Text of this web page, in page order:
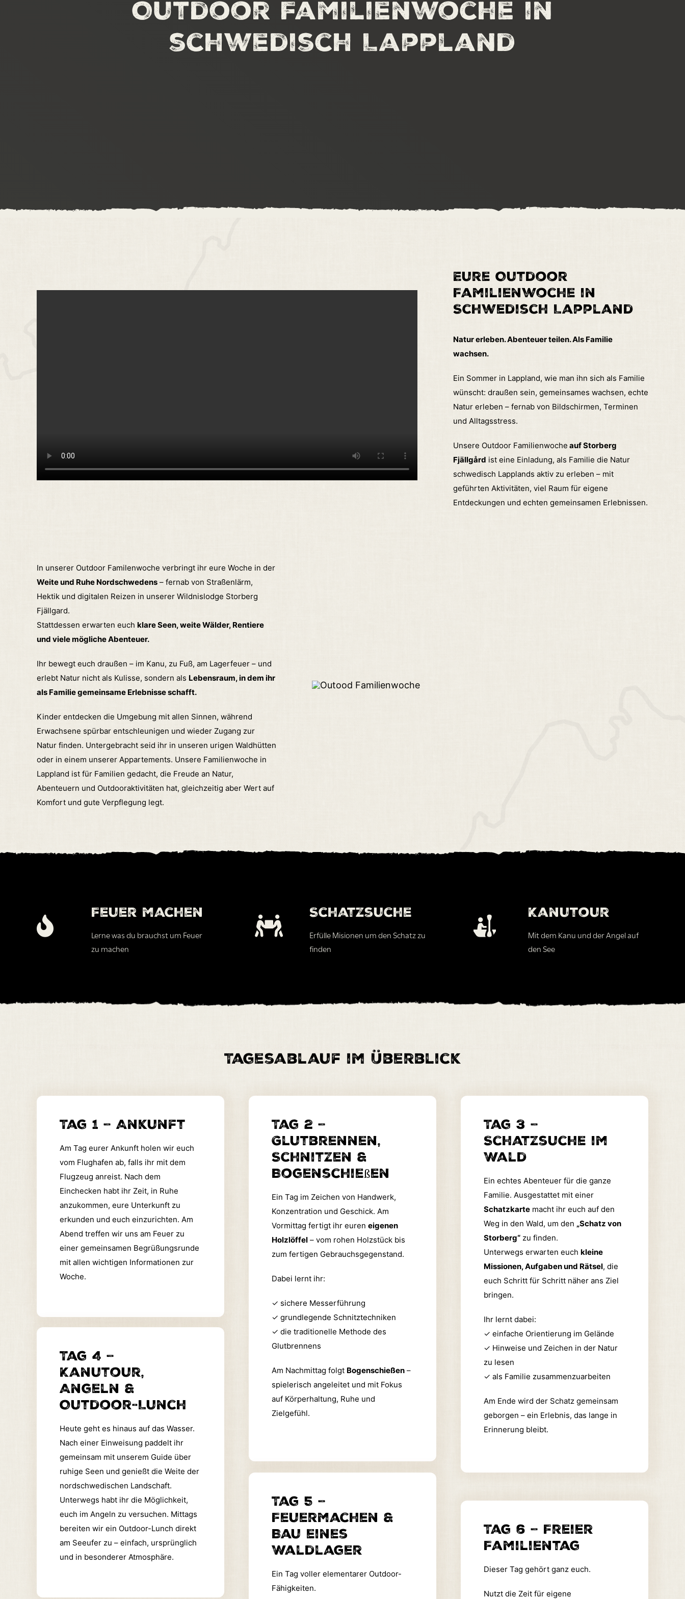
Outdoor Familienwoche in
schwedisch Lappland
Eure Outdoor
Familienwoche in
Schwedisch Lappland
Natur erleben. Abenteuer teilen. Als Familie
wachsen.
Ein Sommer in Lappland, wie man ihn sich als Familie
wünscht: draußen sein, gemeinsames wachsen, echte
Natur erleben – fernab von Bildschirmen, Terminen
und Alltagsstress.
Unsere Outdoor Familienwoche auf Storberg
Fjällgård ist eine Einladung, als Familie die Natur
schwedisch Lapplands aktiv zu erleben – mit
geführten Aktivitäten, viel Raum für eigene
Entdeckungen und echten gemeinsamen Erlebnissen.
In unserer Outdoor Familenwoche verbringt ihr eure Woche in der
Weite und Ruhe Nordschwedens – fernab von Straßenlärm,
Hektik und digitalen Reizen in unserer Wildnislodge Storberg
Fjällgard.
Stattdessen erwarten euch klare Seen, weite Wälder, Rentiere
und viele mögliche Abenteuer.
Ihr bewegt euch draußen – im Kanu, zu Fuß, am Lagerfeuer – und
erlebt Natur nicht als Kulisse, sondern als Lebensraum, in dem ihr
als Familie gemeinsame Erlebnisse schafft.
Kinder entdecken die Umgebung mit allen Sinnen, während
Erwachsene spürbar entschleunigen und wieder Zugang zur
Natur finden. Untergebracht seid ihr in unseren urigen Waldhütten
oder in einem unserer Appartements. Unsere Familienwoche in
Lappland ist für Familien gedacht, die Freude an Natur,
Abenteuern und Outdooraktivitäten hat, gleichzeitig aber Wert auf
Komfort und gute Verpflegung legt.
Feuer machen
Lerne was du brauchst um Feuer
zu machen
Schatzsuche
Erfülle Misionen um den Schatz zu
finden
Kanutour
Mit dem Kanu und der Angel auf
den See
Tagesablauf im Überblick
Tag 1 – Ankunft
Am Tag eurer Ankunft holen wir euch
vom Flughafen ab, falls ihr mit dem
Flugzeug anreist. Nach dem
Einchecken habt ihr Zeit, in Ruhe
anzukommen, eure Unterkunft zu
erkunden und euch einzurichten. Am
Abend treffen wir uns am Feuer zu
einer gemeinsamen Begrüßungsrunde
mit allen wichtigen Informationen zur
Woche.
Tag 2 –
Glutbrennen,
Schnitzen &
Bogenschießen
Ein Tag im Zeichen von Handwerk,
Konzentration und Geschick. Am
Vormittag fertigt ihr euren eigenen
Holzlöffel– vom rohen Holzstück bis
zum fertigen Gebrauchsgegenstand.
Dabei lernt ihr:
✓ sichere Messerführung
✓ grundlegende Schnitztechniken
✓ die traditionelle Methode des
Glutbrennens
Am Nachmittag folgt Bogenschießen–
spielerisch angeleitet und mit Fokus
auf Körperhaltung, Ruhe und
Zielgefühl.
Tag 3 –
Schatzsuche im
Wald
Ein echtes Abenteuer für die ganze
Familie. Ausgestattet mit einer
Schatzkartemacht ihr euch auf den
Weg in den Wald, um den „Schatz von
Storberg“zu finden.
Unterwegs erwarten euch kleine
Missionen, Aufgaben und Rätsel, die
euch Schritt für Schritt näher ans Ziel
bringen.
Ihr lernt dabei:
✓ einfache Orientierung im Gelände
✓ Hinweise und Zeichen in der Natur
zu lesen
✓ als Familie zusammenzuarbeiten
Am Ende wird der Schatz gemeinsam
geborgen – ein Erlebnis, das lange in
Erinnerung bleibt.
Tag 4 –
Kanutour,
Angeln &
Outdoor-Lunch
Heute geht es hinaus auf das Wasser.
Nach einer Einweisung paddelt ihr
gemeinsam mit unserem Guide über
ruhige Seen und genießt die Weite der
nordschwedischen Landschaft.
Unterwegs habt ihr die Möglichkeit,
euch im Angeln zu versuchen. Mittags
bereiten wir ein Outdoor-Lunch direkt
am Seeufer zu – einfach, ursprünglich
und in besonderer Atmosphäre.
Tag 5 –
Feuermachen &
Bau eines
Waldlager
Ein Tag voller elementarer Outdoor-
Fähigkeiten.
Tag 6 – Freier
Familientag
Dieser Tag gehört ganz euch.
Nutzt die Zeit für eigene